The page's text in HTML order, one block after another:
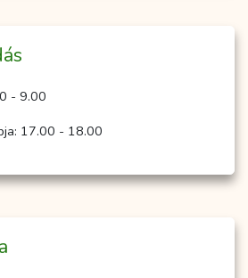
- 9.00
17.00 - 18.00